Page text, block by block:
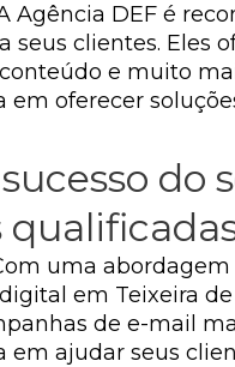
Agência DEF é
seus clientes. Eles
e muito
oferecer
do
uma
em Teixeira de
de e-mail
ajudar seus